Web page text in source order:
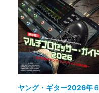
ヤング・ギター2026年６